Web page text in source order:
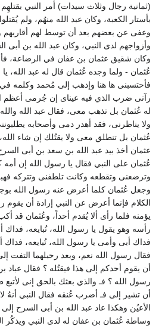
(ثمانية رجال وثلاث سيدات) أمر النبي
بأستار الكعبة، وكان عبد الله منهُم، ولم
وعفى عن بعضهم بعد أن توسط لهم أقاربهم
وأزواجهم لدى النبي، وكان عبد الله بن
وكان شقيق عثمان بن عفان في الرضاعة،
عُثمان - ولما وجده عُثمان قال له عبد الله،
فأحتسبنى ها هنا وإذهب إلى مُحمد وكلمه
رآنى ضرب الذي فيه عيناى إن جُرمى أعظم
له عُثمان بل تذهب معى، فقال عبد الله
ولا يناظرنى، فقد أهدر دمى وأصحابه
عُثمان بل تنطلق معى ولا يقتُلك إن شاء الله،
عثمان أخذ بيد عبد الله بن سعد بن أبى
عُثمان على النبي فقال يا رسول الله إن
وترضعنى وتقطعه وكانت تلطفنى وتتركه
وجعل عُثمان كلما أعرض عنه رسول الله
الكلام فإنما أعرض عن النبي إرادة أن
يؤمنه فلما رأى ألا يُقدم أحداً، وعُثمان قد
رأسه وهو يقول يا رسول الله، تُبايعه، فداك
فداك أبى وأمى يا رسول الله، تُبايعه،
فقال رسول الله نعم، وبعد رحيلهما التفت
أن يقوم أحدكم إلى هذا فيقتُله ؟ فقال عباد
رسول الله ؟ فـ والذي بعثك بالحق إنى
أن تشير إلى فـ أضرب عُنقه فقال النبي أنهُ
الأعيُن وهكذا عاد عبد الله بن أبى السرح إلى
وساطة عُثمان بن عفان له لدى النبي ويذكُر